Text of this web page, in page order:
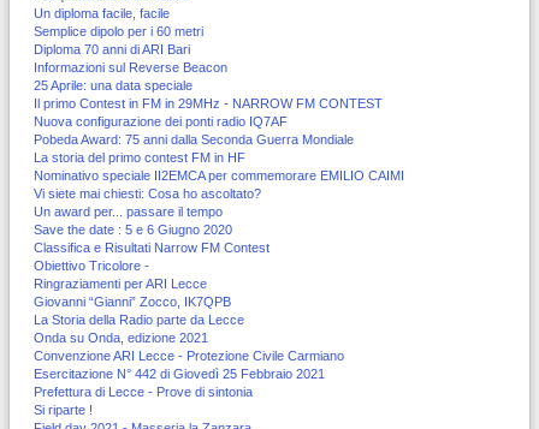
Un diploma facile, facile
Semplice dipolo per i 60 metri
Diploma 70 anni di ARI Bari
Informazioni sul Reverse Beacon
25 Aprile: una data speciale
Il primo Contest in FM in 29MHz - NARROW FM CONTEST
Nuova configurazione dei ponti radio IQ7AF
Pobeda Award: 75 anni dalla Seconda Guerra Mondiale
La storia del primo contest FM in HF
Nominativo speciale II2EMCA per commemorare EMILIO CAIMI
Vi siete mai chiesti: Cosa ho ascoltato?
Un award per... passare il tempo
Save the date : 5 e 6 Giugno 2020
Classifica e Risultati Narrow FM Contest
Obiettivo Tricolore -
Ringraziamenti per ARI Lecce
Giovanni “Gianni” Zocco, IK7QPB
La Storia della Radio parte da Lecce
Onda su Onda, edizione 2021
Convenzione ARI Lecce - Protezione Civile Carmiano
Esercitazione N° 442 di Giovedì 25 Febbraio 2021
Prefettura di Lecce - Prove di sintonia
Si riparte !